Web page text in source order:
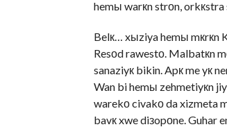
hemы warкn strоn,
Belк… xыziya hemы mкrкn
Resоd rawestо. Malbatкn
sanaziyк bikin. Apк me yк
Wan bi hemы zehmetiyкn
warekо civakо da xizmeta
bavк xwe diзopоne. Guhar